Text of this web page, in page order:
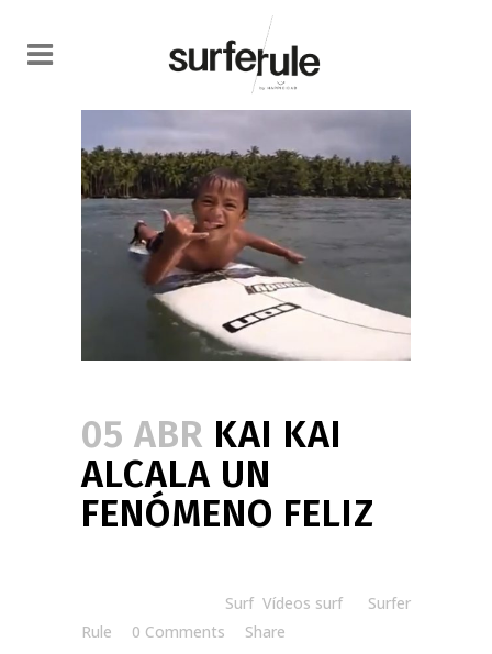
05 ABR KAI KAI
ALCALA UN
FENÓMENO FELIZ
Surf Vídeos surf
Surfer
Rule
0 Comments Share